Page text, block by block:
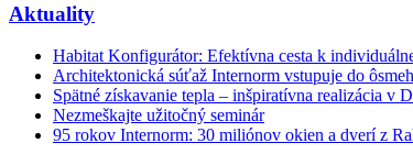
Aktuality
Habitat Konfigurátor: Efektívna cesta k
Architektonická súťaž Internorm vstupuje do
Spätné získavanie tepla – inšpiratívna realizácia v
Nezmeškajte užitočný seminár
95 rokov Internorm: 30 miliónov okien a dverí z